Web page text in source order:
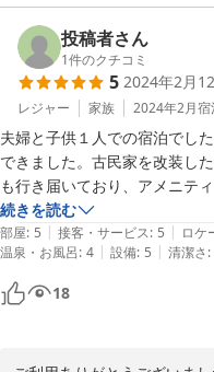
バレルサウナにバージョン
い。お待ちしております。
2024-02-20
投稿者さん
1件のクチコミ
5 2024年2月
レジャー 家族 2024年2月宿
夫婦と子供１人での宿泊でし
できました。古民家を改装し
も行き届いており、アメニテ
のを配置してくださり、居心
あり、寝心地もよかったです
調理器具や主な調味料もそろ
事をすることもできました。
２泊３日の和歌山旅行の２泊
名ホテルに泊まったので人の
続きを読む
部屋: 5 | 接客・サービス: 5 | ロケ
温泉・お風呂: 4 | 設備: 5 | 清潔さ:
18